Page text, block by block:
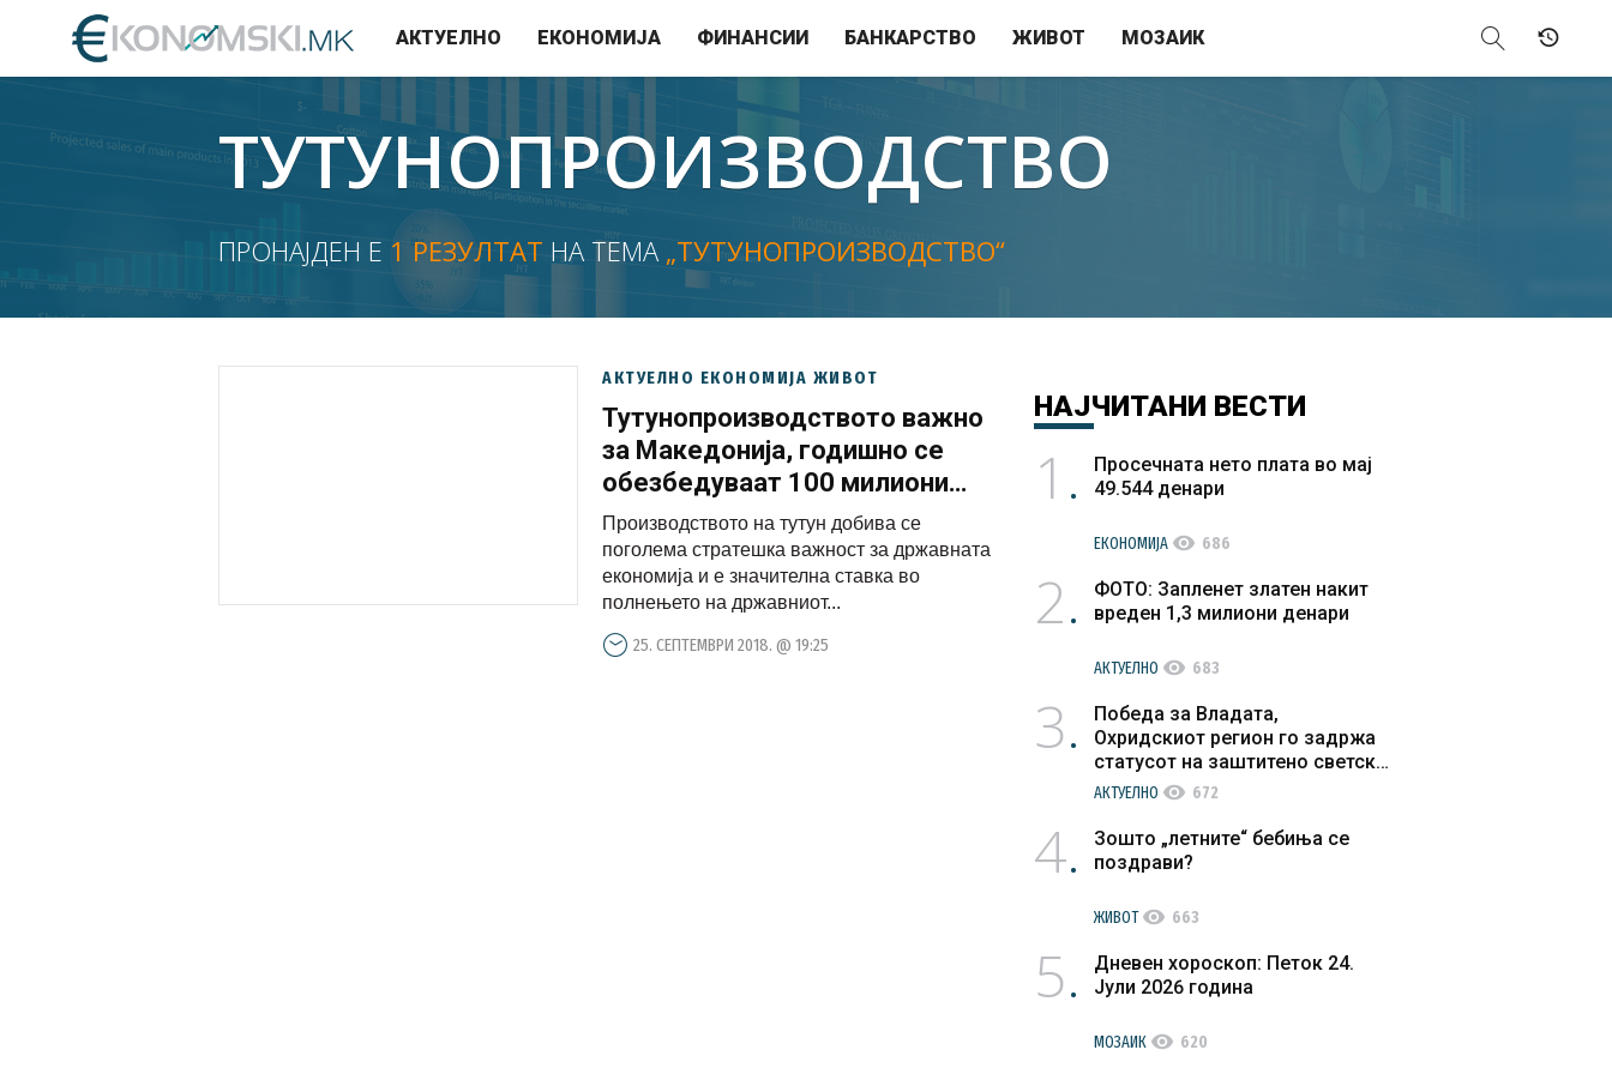
АКТУЕЛНО ЕКОНОМИЈА ФИНАНСИИ БАНКАРСТВО ЖИВОТ МОЗАИК
ТУТУНОПРОИЗВОДСТВО
ПРОНАЈДЕН Е 1 РЕЗУЛТАТ НА ТЕМА „ТУТУНОПРОИЗВОДСТВО“
АКТУЕЛНО ЕКОНОМИЈА ЖИВОТ
Тутунопроизводството важно
за Македонија, годишно се
обезбедуваат 100 милиони
евра девизен прилив
Производството на тутун добива се
поголема стратешка важност за државната
економија и е значителна ставка во
полнењето на државниот...
25. СЕПТЕМВРИ 2018. @ 19:25
НАЈЧИТАНИ ВЕСТИ
1
Просечната нето плата во мај
49.544 денари
ЕКОНОМИЈА visibility 686
2
ФОТО: Запленет златен накит
вреден 1,3 милиони денари
АКТУЕЛНО visibility 683
3
Победа за Владата,
Охридскиот регион го задржа
статусот на заштитено светско
културно наследство
АКТУЕЛНО visibility 672
4
Зошто „летните“ бебиња се
поздрави?
ЖИВОТvisibility 663
5
Дневен хороскоп: Петок 24.
Јули 2026 година
МОЗАИК visibility 620